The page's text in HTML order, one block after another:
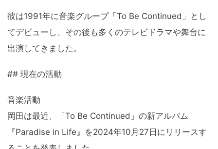
彼は1991年に音楽グループ「To Be Continued」とし
てデビューし、その後も多くのテレビドラマや舞台に
出演してきました。
## 現在の活動
音楽活動
岡田は最近、「To Be Continued」の新アルバム
『Paradise in Life』を2024年10月27日にリリースす